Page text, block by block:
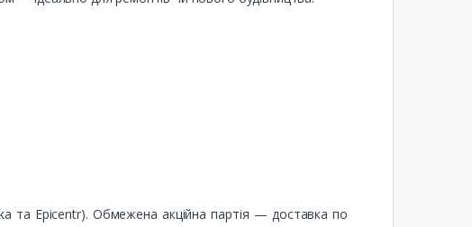
та Epicentr). Обмежена акційна партія — доставка по